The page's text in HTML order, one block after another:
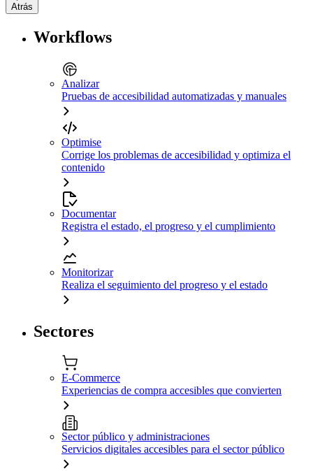
Atrás
Workflows
Analizar
Pruebas de accesibilidad automatizadas y manuales
Optimise
Corrige los problemas de accesibilidad y optimiza el
contenido
Documentar
Registra el estado, el progreso y el cumplimiento
Monitorizar
Realiza el seguimiento del progreso y el estado
Sectores
E-Commerce
Experiencias de compra accesibles que convierten
Sector público y administraciones
Servicios digitales accesibles para el sector público